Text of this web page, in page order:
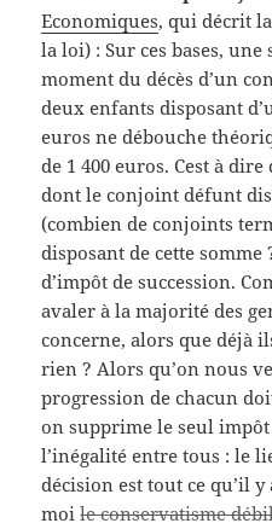
Economiques, qui décrit
la loi) :Sur ces bases,
moment du décès d’un
deux enfants disposant
euros ne débouche
de 1 400 euros. Cest à dire
dont le conjoint défunt
(combien de conjoints
disposant de cette somme
d’impôt de succession.
avaler à la majorité des
concerne, alors que déjà
rien ? Alors qu’on nous
progression de chacun
on supprime le seul
l’inégalité entre tous : le
décision est tout ce qu’il
moile conservatisme